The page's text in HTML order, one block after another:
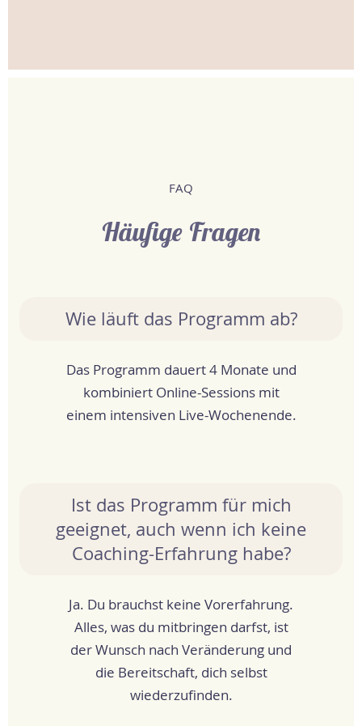
FAQ
Häufige Fragen
Wie läuft das Programm ab?
Das Programm dauert 4 Monate und
kombiniert Online-Sessions mit
einem intensiven Live-Wochenende.
Ist das Programm für mich
geeignet, auch wenn ich keine
Coaching-Erfahrung habe?
Ja. Du brauchst keine Vorerfahrung.
Alles, was du mitbringen darfst, ist
der Wunsch nach Veränderung und
die Bereitschaft, dich selbst
wiederzufinden.